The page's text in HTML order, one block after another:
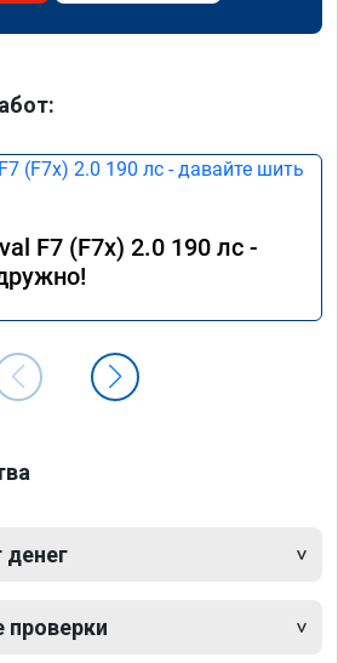
F7 (F7x) 2.0 190 лс -
денег
проверки